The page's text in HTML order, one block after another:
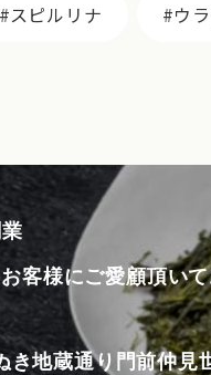
スピルリナ ウ
客様にご愛顧頂い
き地蔵通り門前仲見